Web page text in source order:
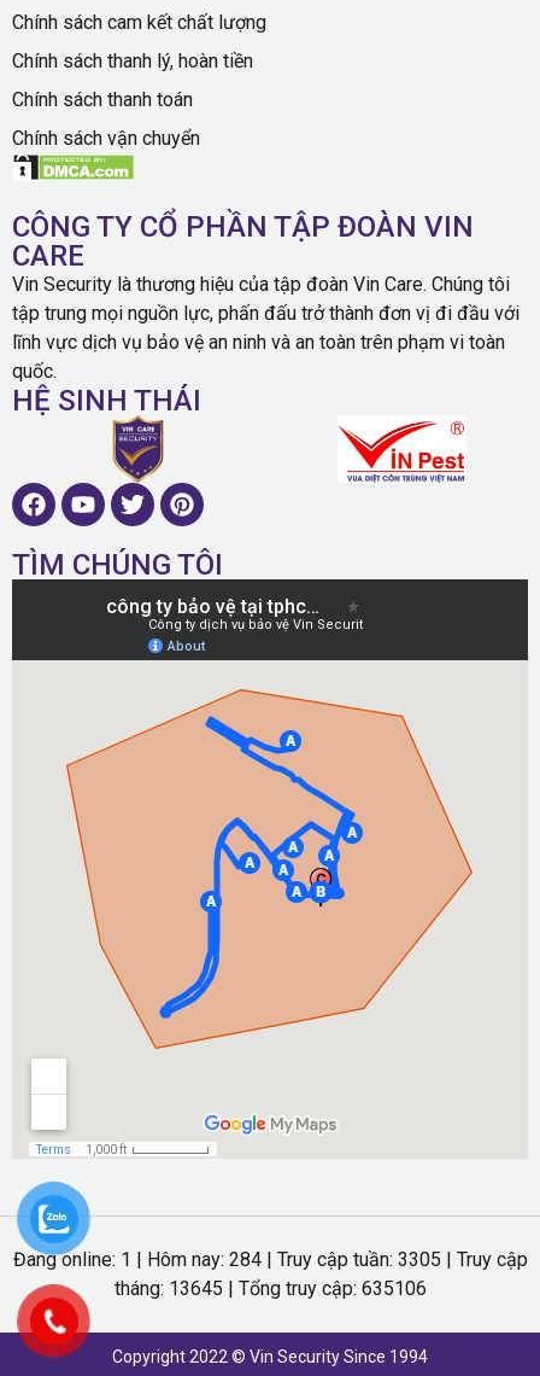
Chính sách cam kết chất lượng
Chính sách thanh lý, hoàn tiền
Chính sách thanh toán
Chính sách vận chuyển
CÔNG TY CỔ PHẦN TẬP ĐOÀN VIN
CARE
Vin Security là thương hiệu của tập đoàn Vin Care. Chúng tôi
tập trung mọi nguồn lực, phấn đấu trở thành đơn vị đi đầu với
lĩnh vực dịch vụ bảo vệ an ninh và an toàn trên phạm vi toàn
quốc.
HỆ SINH THÁI
TÌM CHÚNG TÔI
Đang online: 1 | Hôm nay: 284 | Truy cập tuần: 3305 | Truy cập
tháng: 13645 | Tổng truy cập: 635106
Copyright 2022 © Vin Security Since 1994